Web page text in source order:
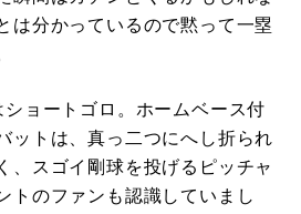
は分かっているので黙って一塁
ショートゴロ。ホームベース付
ットは、真っ二つにへし折られ
、スゴイ剛球を投げるピッチャ
トのファンも認識していまし